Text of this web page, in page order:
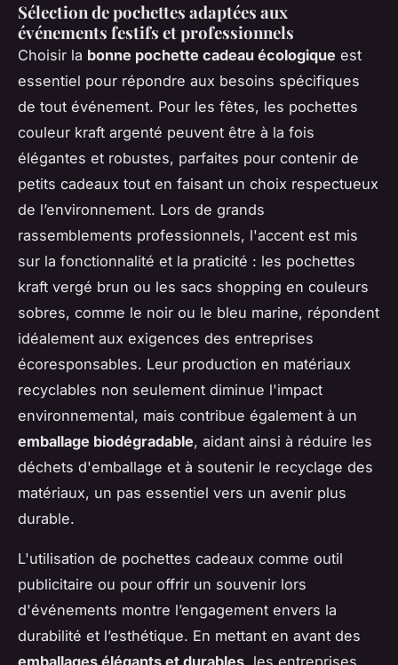
Sélection de pochettes adaptées aux
événements festifs et professionnels
Choisir la bonne pochette cadeau écologique est
essentiel pour répondre aux besoins spécifiques
de tout événement. Pour les fêtes, les pochettes
couleur kraft argenté peuvent être à la fois
élégantes et robustes, parfaites pour contenir de
petits cadeaux tout en faisant un choix respectueux
de l’environnement. Lors de grands
rassemblements professionnels, l'accent est mis
sur la fonctionnalité et la praticité : les pochettes
kraft vergé brun ou les sacs shopping en couleurs
sobres, comme le noir ou le bleu marine, répondent
idéalement aux exigences des entreprises
écoresponsables. Leur production en matériaux
recyclables non seulement diminue l'impact
environnemental, mais contribue également à un
emballage biodégradable, aidant ainsi à réduire les
déchets d'emballage et à soutenir le recyclage des
matériaux, un pas essentiel vers un avenir plus
durable.
L'utilisation de pochettes cadeaux comme outil
publicitaire ou pour offrir un souvenir lors
d'événements montre l’engagement envers la
durabilité et l’esthétique. En mettant en avant des